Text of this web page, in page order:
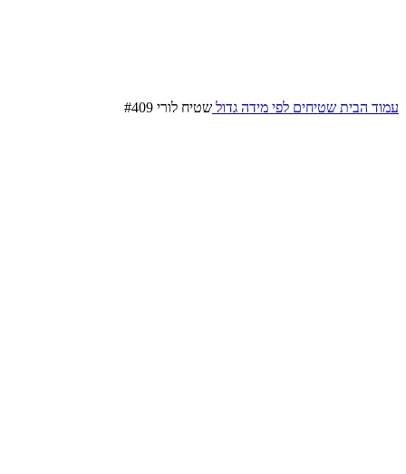
עמוד הבית שטיחים לפי מידה גדול שטיח לורי #409